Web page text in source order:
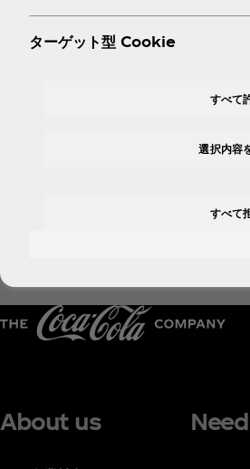
糖類（果糖、砂糖）
クラロース）
■パッケージ／メーカー希望小売
About us
ターゲット型 Cookie
すべて
すべて
選択内容